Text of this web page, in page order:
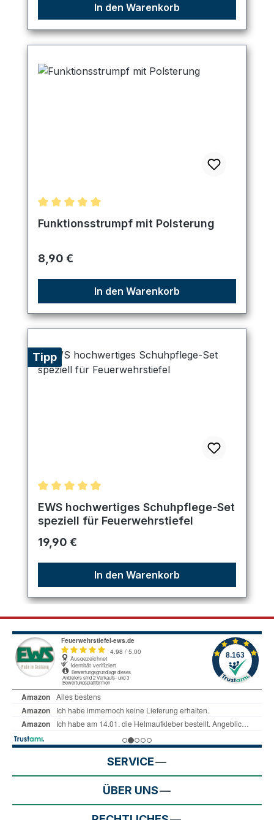
In den Warenkorb
Durchschnittliche Bewertung von 5 von 5 Sternen
Funktionsstrumpf mit Polsterung
Regulärer Preis:
8,90 €
In den Warenkorb
Tipp
Durchschnittliche Bewertung von 5 von 5 Sternen
EWS hochwertiges Schuhpflege-Set
speziell für Feuerwehrstiefel
Regulärer Preis:
19,90 €
In den Warenkorb
SERVICE
ÜBER UNS